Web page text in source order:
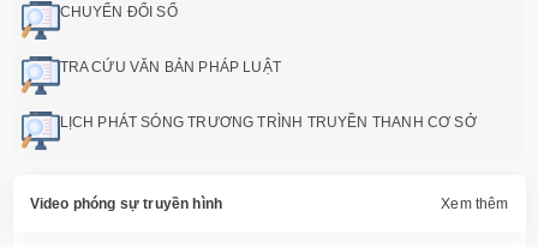
CHUYỂN ĐỔI SỐ
TRA CỨU VĂN BẢN PHÁP LUẬT
LỊCH PHÁT SÓNG TRƯƠNG TRÌNH TRUYỀN THANH CƠ SỞ
Video phóng sự truyền hình Xem thêm